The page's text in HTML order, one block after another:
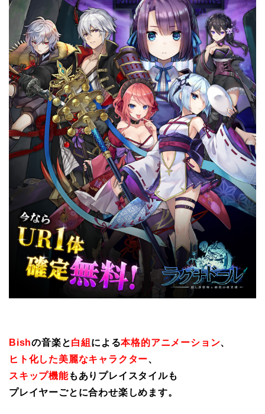
Bishの音楽と白組 による本格的アニメーション、
ヒト化した美麗なキャラクター、
スキップ機能もありプレイスタイルも
プレイヤーごとに合わせ楽しめます。